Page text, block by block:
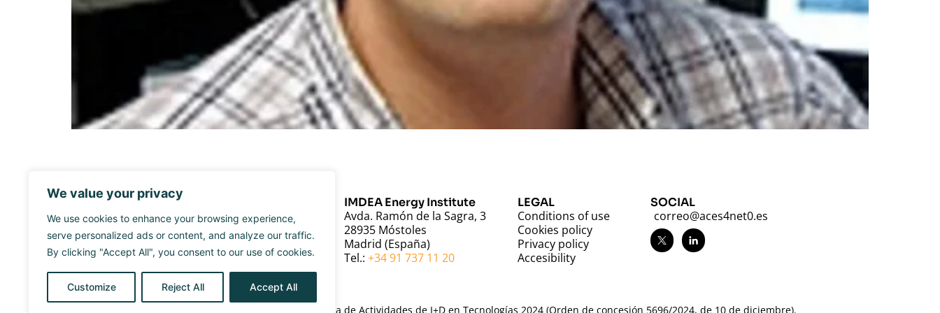
We value your privacy
We use cookies to enhance your browsing experience,
serve personalized ads or content, and analyze our traffic.
By clicking "Accept All", you consent to our use of cookies.
Customize Reject All Accept All
IMDEA Energy Institute
Avda. Ramón de la Sagra, 3
28935 Móstoles
Madrid (España)
Tel.: +34 91 737 11 20
LEGAL
Conditions of use
Cookies policy
Privacy policy
Accesibility
SOCIAL
correo@aces4net0.es
ACES4NET0-CM (TEC-2024/ECO-116) Programa de Actividades de I+D en Tecnologías 2024 (Orden de concesión 5696/2024, de 10 de diciembre).